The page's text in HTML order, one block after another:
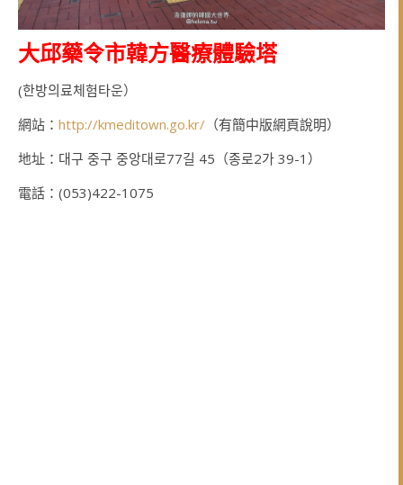
大邱藥令市韓方醫療體驗塔
(한방의료체험타운）
網站： http://kmeditown.go.kr/ （有簡中版網頁說明）
地址：대구 중구 중앙대로77길 45（종로2가 39-1）
電話：(053)422-1075